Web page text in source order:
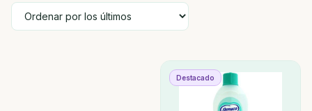
Destacado